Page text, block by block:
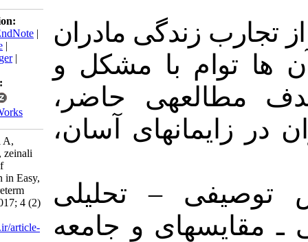
زندگی مادران
با مشکل و
حاضر،
آسان،
–تحلیلی
وجامعه
Download citation:
BibTeX
RIS | EndNote
|
Medlars
ProCite|
Reference Manager
Send citation to:
Zotero
RefWorks
bayrami M, zarei A,
mahmud alilu M, zeinali
Maternal Tension in Easy,
Difficult , and Preterm
labbors. JPEN 2017; 4 (2)
URL:http://jpen.ir/article-